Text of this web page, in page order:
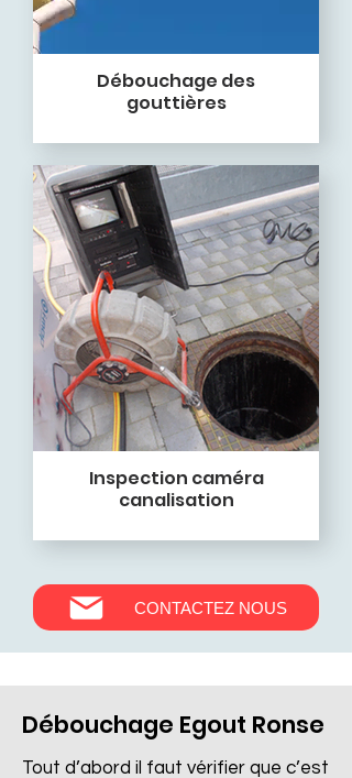
Débouchage des
gouttières
Inspection caméra
canalisation
CONTACTEZ NOUS
Débouchage Egout Ronse
Tout d’abord il faut vérifier que c’est